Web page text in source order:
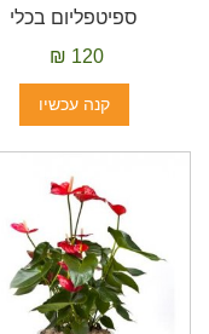
ספיטפליום בכלי
120 ₪
קנה עכשיו